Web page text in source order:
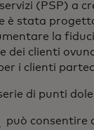
(PSP) a
è stata
la
dei clienti
i clienti
di punti
in una nuova
può consentire